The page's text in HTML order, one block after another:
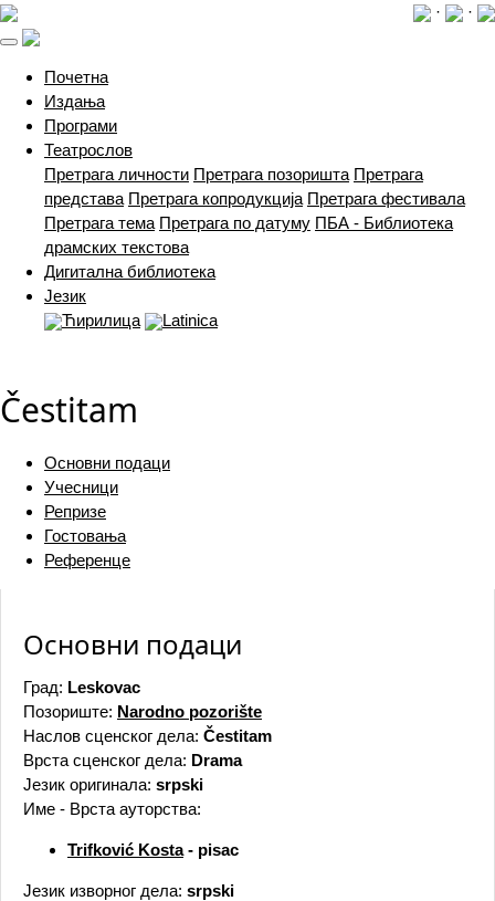
· ·
Почетна(current)
Издања
Програми
Театрослов
Претрага личности Претрага позоришта Претрага
представа Претрага копродукција Претрага фестивала
Претрага тема Претрага по датуму ПБА - Библиотека
драмских текстова
Дигитална библиотека
Језик
Ћирилица
Latinica
Čestitam
Основни подаци
Учесници
Репризе
Гостовања
Референце
Основни подаци
Град: Leskovac
Позориште: Narodno pozorište
Наслов сценског дела: Čestitam
Врста сценског дела: Drama
Језик оригинала: srpski
Име - Врста ауторства:
Trifković Kosta- pisac
Језик изворног дела: srpski